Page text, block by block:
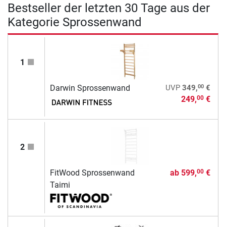
Bestseller der letzten 30 Tage aus der
Kategorie Sprossenwand
1
Darwin Sprossenwand UVP 349,00€
249,00€
2
FitWood Sprossenwand
Taimi
ab 599,00€